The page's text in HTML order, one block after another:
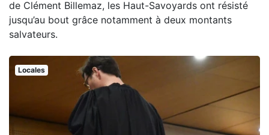
de Clément Billemaz, les Haut-Savoyards ont résisté
jusqu’au bout grâce notamment à deux montants
salvateurs.
Locales